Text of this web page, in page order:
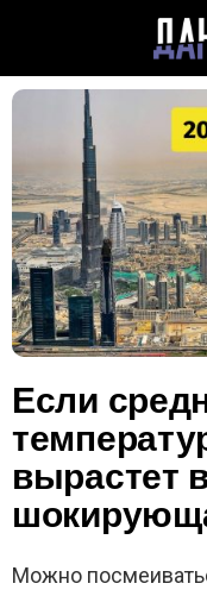
Если
вырастет
Можно